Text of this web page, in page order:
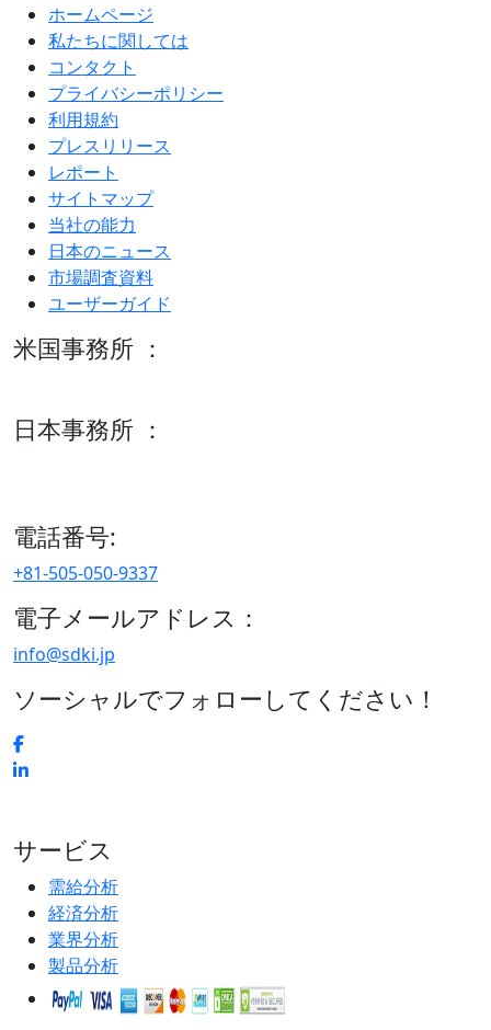
ホームページ
私たちに関しては
コンタクト
プライバシーポリシー
利用規約
プレスリリース
レポート
サイトマップ
当社の能力
日本のニュース
市場調査資料
ユーザーガイド
米国事務所 ：
日本事務所 ：
電話番号:
+81-505-050-9337
電子メールアドレス：
info@sdki.jp
ソーシャルでフォローしてください！
サービス
需給分析
経済分析
業界分析
製品分析